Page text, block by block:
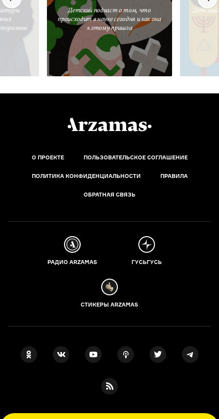
Детский подкаст о том, что
происходит в науке сегодня и как она
к этому пришла
Детский
О ПРОЕКТЕ ПОЛЬЗОВАТЕЛЬСКОЕ СОГЛАШЕНИЕ
ПОЛИТИКА КОНФИДЕНЦИАЛЬНОСТИ ПРАВИЛА
ОБРАТНАЯ СВЯЗЬ
РАДИО ARZAMAS ГУСЬГУСЬ
СТИКЕРЫ ARZAMAS